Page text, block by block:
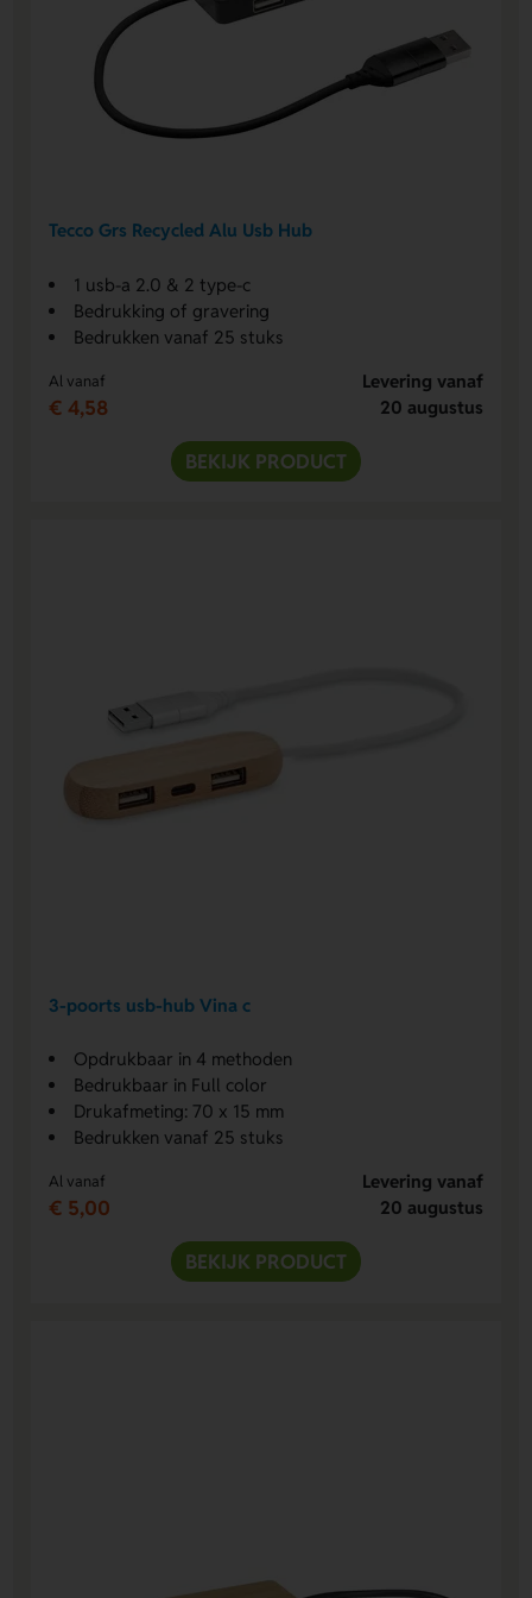
Tecco Grs Recycled Alu Usb Hub
1 usb-a 2.0 & 2 type-c
Bedrukking of gravering
Bedrukken vanaf 25 stuks
Al vanaf
€ 4,58
Levering vanaf
20 augustus
BEKIJK PRODUCT
3-poorts usb-hub Vina c
Opdrukbaar in 4 methoden
Bedrukbaar in Full color
Drukafmeting: 70 x 15 mm
Bedrukken vanaf 25 stuks
Al vanaf
€ 5,00
Levering vanaf
20 augustus
BEKIJK PRODUCT